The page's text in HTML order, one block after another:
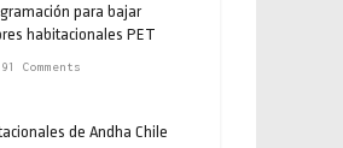
para bajar
habitacionales PET
91 Comments
de Andha Chile